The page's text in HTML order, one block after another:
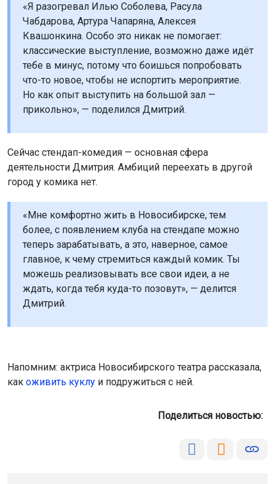
«Я разогревал Илью Соболева, Расула
Чабдарова, Артура Чапаряна, Алексея
Квашонкина. Особо это никак не помогает:
классические выступление, возможно даже идёт
тебе в минус, потому что боишься попробовать
что-то новое, чтобы не испортить мероприятие.
Но как опыт выступить на большой зал —
прикольно», — поделился Дмитрий.
Сейчас стендап-комедия — основная сфера
деятельности Дмитрия. Амбиций переехать в другой
город у комика нет.
«Мне комфортно жить в Новосибирске, тем
более, с появлением клуба на стендапе можно
теперь зарабатывать, а это, наверное, самое
главное, к чему стремиться каждый комик. Ты
можешь реализовывать все свои идеи, а не
ждать, когда тебя куда-то позовут», — делится
Дмитрий.
Напомним: актриса Новосибирского театра рассказала,
как оживить куклу и подружиться с ней.
Поделиться новостью: